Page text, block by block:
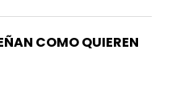
COMO QUIEREN